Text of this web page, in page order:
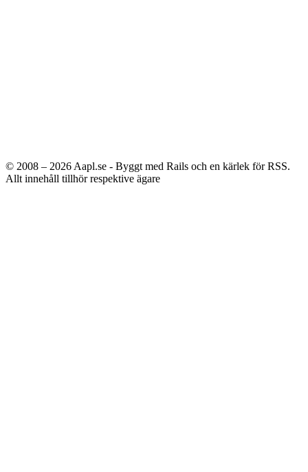
© 2008 – 2026 Aapl.se - Byggt med Rails och en kärlek för RSS.
Allt innehåll tillhör respektive ägare